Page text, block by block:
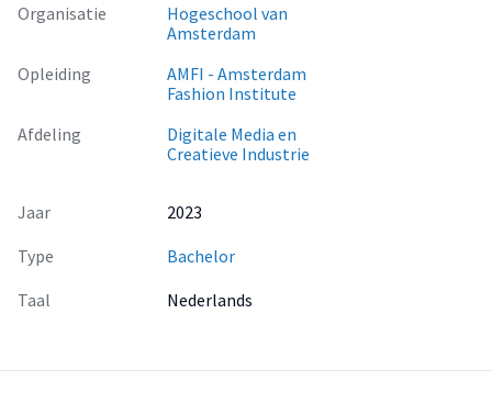
Organisatie
Hogeschool van
Amsterdam
Opleiding
AMFI - Amsterdam
Fashion Institute
Afdeling
Digitale Media en
Creatieve Industrie
Jaar
2023
Type
Bachelor
Taal
Nederlands